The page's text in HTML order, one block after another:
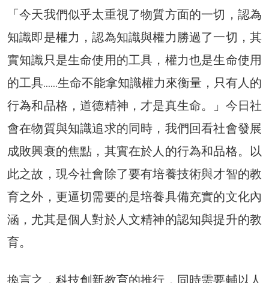
「今天我們似乎太重視了物質方面的一切，認為
知識即是權力，認為知識與權力勝過了一切，其
實知識只是生命使用的工具，權力也是生命使用
的工具……生命不能拿知識權力來衡量，只有人的
行為和品格，道德精神，才是真生命。」今日社
會在物質與知識追求的同時，我們回看社會發展
成敗興衰的焦點，其實在於人的行為和品格。以
此之故，現今社會除了要有培養技術與才智的教
育之外，更逼切需要的是培養具備充實的文化內
涵，尤其是個人對於人文精神的認知與提升的教
育。